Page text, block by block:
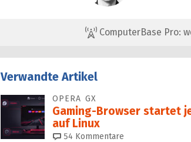
ComputerBase Pro:
Verwandte Artikel
OPERA GX
Gaming-Browser startet
auf Linux
54 Kommentare